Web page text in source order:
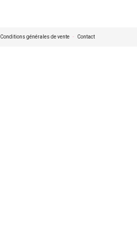
Conditions générales de vente - Contact